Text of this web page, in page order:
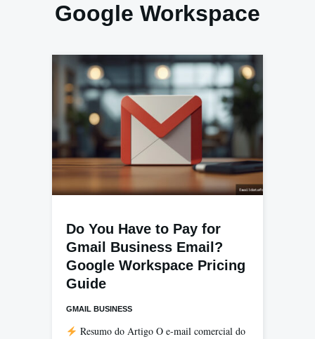
Google Workspace
Do You Have to Pay for
Gmail Business Email?
Google Workspace Pricing
Guide
GMAIL BUSINESS
Resumo do Artigo O e-mail comercial do